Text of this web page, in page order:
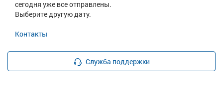
сегодня уже все отправлены.
Выберите другую дату.
Контакты
Служба поддержки